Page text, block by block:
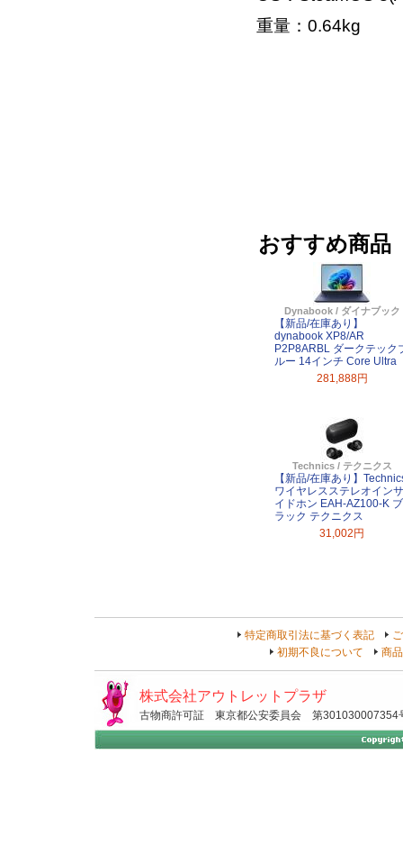
重量：0.64kg
おすすめ商品
Dynabook / ダイナブック
【新品/在庫あり】
dynabook XP8/AR
P2P8ARBL ダークテック
ルー 14インチ Core Ultra
281,888円
Technics / テクニクス
【新品/在庫あり】
ワイヤレスステレオインサ
イドホン EAH-AZ100-K ブ
ラック テクニクス
31,002円
特定商取引法に基づく表記
初期不良について
商
株式会社アウトレットプラザ
古物商許可証 東京都公安委員会 第301030007354